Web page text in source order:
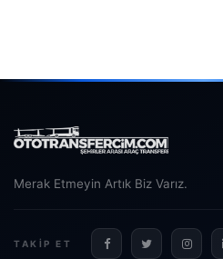
Merak Etmeyin Artık Biz Varız.
TAKIP ET